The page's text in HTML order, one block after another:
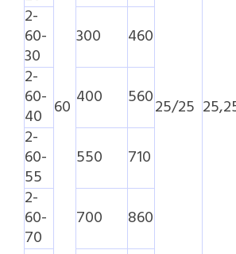
60 25/25
2-
60-
30
300
460
2-
60-
40
400
560
2-
60-
55
550
710
2-
60-
70
700 860